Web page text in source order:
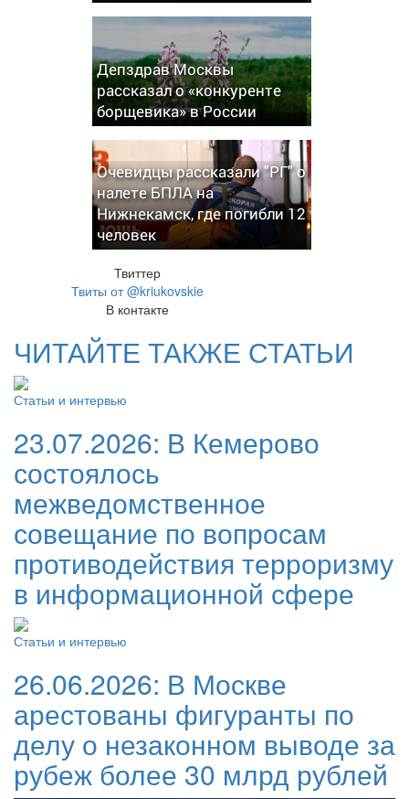
Депздрав Москвы
рассказал о «конкуренте
борщевика» в России
Очевидцы рассказали "РГ" о
налете БПЛА на
Нижнекамск, где погибли 12
человек
Твиттер
Твиты от @kriukovskie
В контакте
ЧИТАЙТЕ ТАКЖЕ СТАТЬИ
Статьи и интервью
23.07.2026: В Кемерово
состоялось
межведомственное
совещание по вопросам
противодействия терроризму
в информационной сфере
Статьи и интервью
26.06.2026: В Москве
арестованы фигуранты по
делу о незаконном выводе за
рубеж более 30 млрд рублей